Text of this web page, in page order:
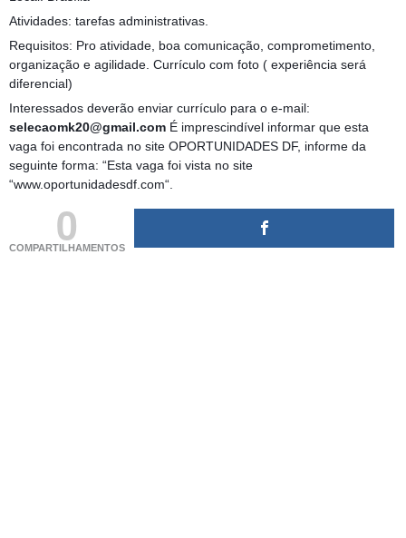
Atividades: tarefas administrativas.
Requisitos: Pro atividade, boa comunicação, comprometimento,
organização e agilidade. Currículo com foto ( experiência será
diferencial)
Interessados deverão enviar currículo para o e-mail:
selecaomk20@gmail.com É imprescindível informar que esta
vaga foi encontrada no site OPORTUNIDADES DF, informe da
seguinte forma: “Esta vaga foi vista no site
“www.oportunidadesdf.com“.
0
COMPARTILHAMENTOS